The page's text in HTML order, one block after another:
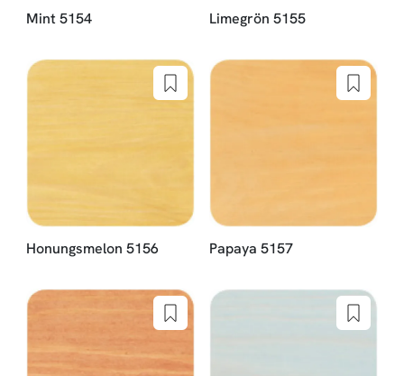
Mint 5154 Limegrön 5155
Honungsmelon 5156 Papaya 5157